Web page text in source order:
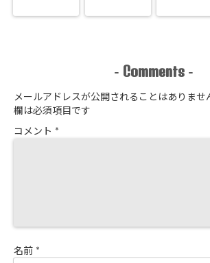
- Comments -
メールアドレスが公開されることはありませ
欄は必須項目です
コメント *
名前 *